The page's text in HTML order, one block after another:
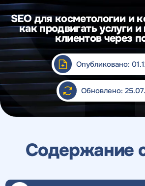
SEO для косметологии и
как продвигать услуги
клиентов через
Опубликовано:
Обновлено:
Содержание